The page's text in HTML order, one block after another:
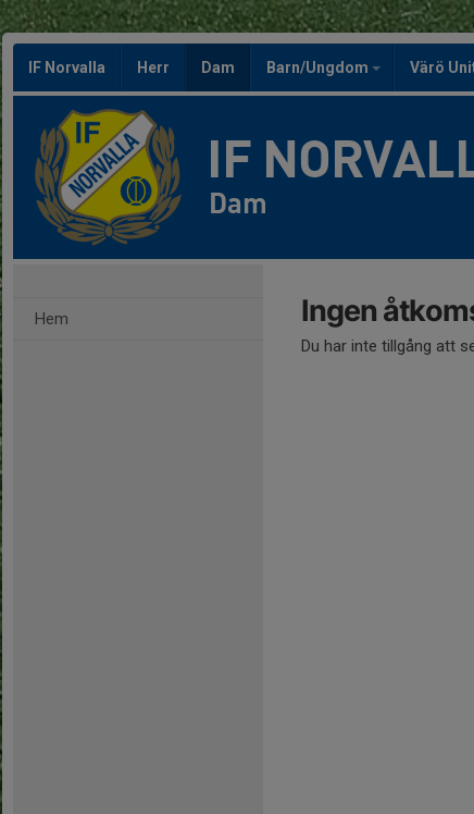
IF Norvalla Herr Dam Barn/Ungdom Värö
IF
Dam
Hem Ingen
Du har inte tillgång att